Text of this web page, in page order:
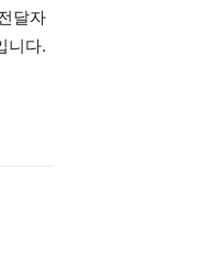
달자
니다.